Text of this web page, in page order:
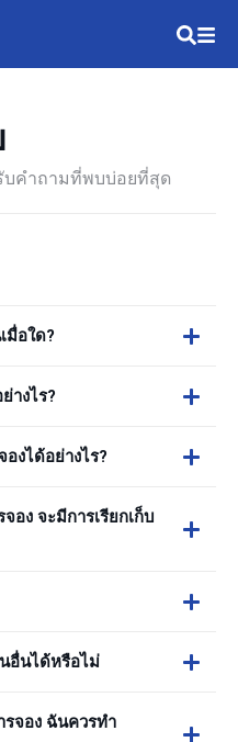
คำถามที่พบบ่อยที่สุด
มื่อใด?
างไร?
งได้อย่างไร?
อง จะมีการเรียกเก็บ
นอื่นได้หรือไม่
รจอง ฉันควรทำ